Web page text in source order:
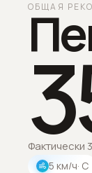
ОБЩАЯ
Фактически
5 км/ч· С